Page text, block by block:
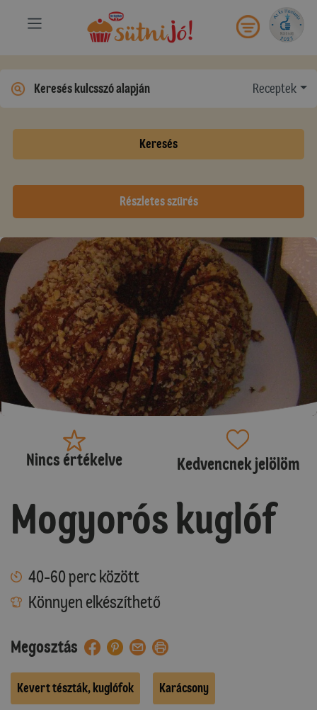
Receptek
Keresés
Részletes szűrés
Nincs értékelve Kedvencnek jelölöm
Mogyorós kuglóf
40-60 perc között
Könnyen elkészíthető
Megosztás
Kevert tészták, kuglófok Karácsony